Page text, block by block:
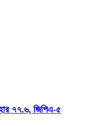
৭৭.৬, জিপিএ-৫